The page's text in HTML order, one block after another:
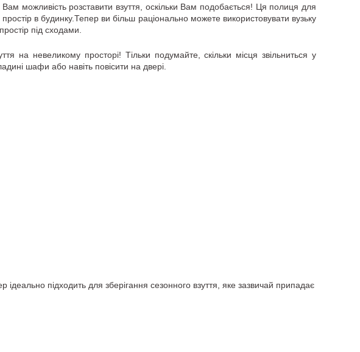
можливість розставити взуття, оскільки Вам подобається! Ця полиця для
в будинку.Тепер ви більш раціонально можете використовувати вузьку
під сходами.
невеликому просторі! Тільки подумайте, скільки місця звільниться у
шафи або навіть повісити на двері.
ідеально підходить для зберігання сезонного взуття, яке зазвичай припадає